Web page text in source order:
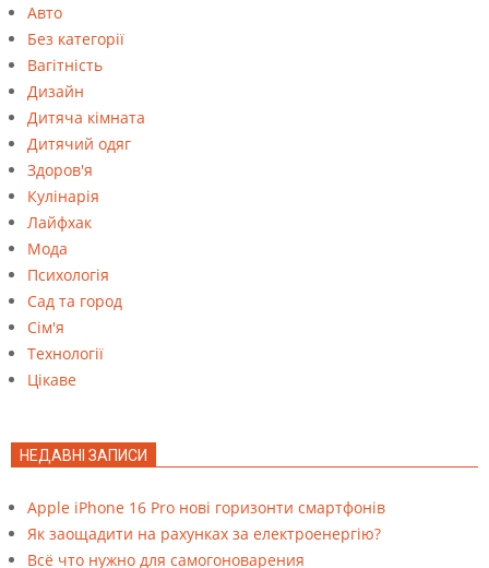
Авто
Без категорії
Вагітність
Дизайн
Дитяча кімната
Дитячий одяг
Здоров'я
Кулінарія
Лайфхак
Мода
Психологія
Сад та город
Сім'я
Технології
Цікаве
НЕДАВНІ ЗАПИСИ
Apple iPhone 16 Pro нові горизонти смартфонів
Як заощадити на рахунках за електроенергію?
Всё что нужно для самогоноварения